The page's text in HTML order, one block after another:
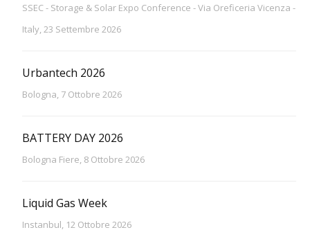
SSEC - Storage & Solar Expo Conference - Via Oreficeria Vicenza -
Italy, 23 Settembre 2026
Urbantech 2026
Bologna, 7 Ottobre 2026
BATTERY DAY 2026
Bologna Fiere, 8 Ottobre 2026
Liquid Gas Week
Instanbul, 12 Ottobre 2026